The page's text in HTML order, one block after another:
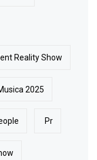
Reality Show
2025
Pr